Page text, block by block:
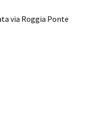
via Roggia Ponte